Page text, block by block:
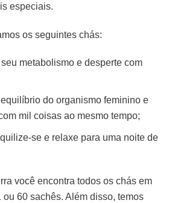
especiais.
os seguintes chás:
metabolismo e desperte com
do organismo feminino e
mil coisas ao mesmo tempo;
se e relaxe para uma noite de
você encontra todos os chás em
60 sachês. Além disso, temos